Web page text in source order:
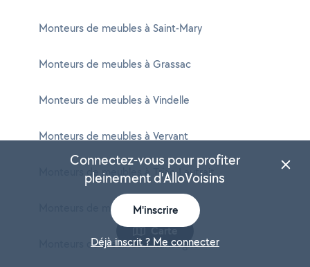
Monteurs de meubles à Saint-Mary
Monteurs de meubles à Grassac
Monteurs de meubles à Vindelle
Monteurs de meubles à Vervant
Monteurs de meubles à Triac-Lautrait
Monteurs de meubles à Montbron
Monteurs de meubles à Rancogne
Carte
Connectez-vous pour profiter
pleinement d'AlloVoisins
M'inscrire
Déjà inscrit ? Me connecter